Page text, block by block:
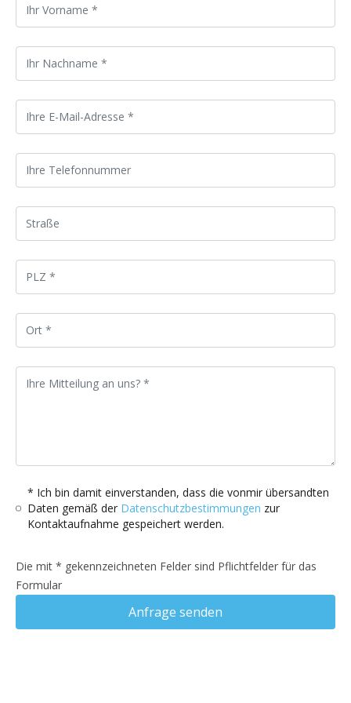
* Ich bin damit einverstanden, dass die vonmir übersandten
Daten gemäß der Datenschutzbestimmungen zur
Kontaktaufnahme gespeichert werden.
Die mit * gekennzeichneten Felder sind Pflichtfelder für das
Formular
Anfrage senden